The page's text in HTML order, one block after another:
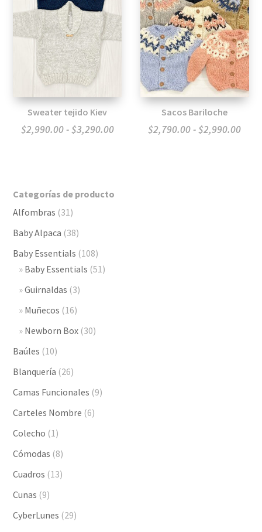
Sweater tejido Kiev
$2,990.00-$3,290.00Rango
$2,990.00
Sacos Bariloche
$2,790.00-$2,990.00
Categorías de producto
Alfombras (31)
Baby Alpaca (38)
Baby Essentials (108)
Baby Essentials (51)
Guirnaldas (3)
Muñecos (16)
Newborn Box (30)
Baúles (10)
Blanquería (26)
Camas Funcionales (9)
Carteles Nombre (6)
Colecho (1)
Cómodas (8)
Cuadros (13)
Cunas (9)
CyberLunes (29)